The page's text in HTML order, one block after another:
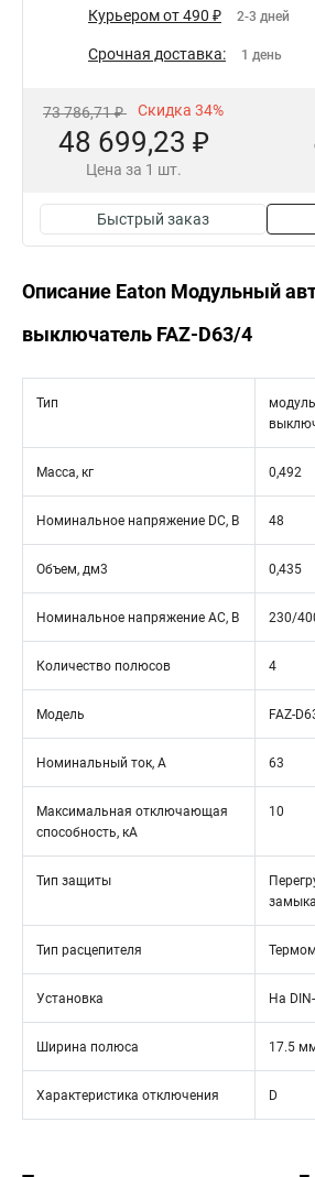
Курьером от 490 ₽ 2-3 дней
Срочная доставка: 1 день
73 786,71 ₽ Скидка 34%
48 699,23 ₽
Цена за 1 шт.
Быстрый заказ
Описание Eaton Модульный
выключатель FAZ-D63/4
Тип
Масса, кг 0,492
Номинальное напряжение DC, В 48
Объем, дм3 0,435
Номинальное напряжение АС, В 230/
Количество полюсов 4
Модель FAZ-
Номинальный ток, А 63
Максимальная отключающая
способность, кА
10
Тип защиты
Тип расцепителя
Установка На
Ширина полюса 17.5
Характеристика отключения D